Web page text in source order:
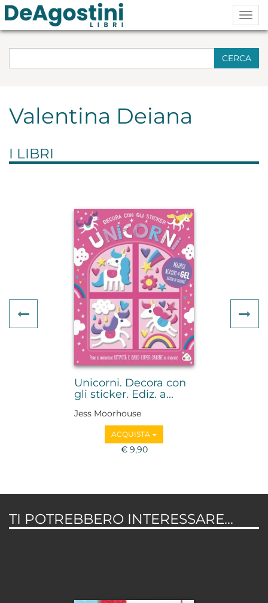
CERCA
Valentina Deiana
I LIBRI
Unicorni. Decora con
gli sticker. Ediz. a...
Jess Moorhouse
ACQUISTA
€ 9,90
Previous
TI POTREBBERO INTERESSARE...